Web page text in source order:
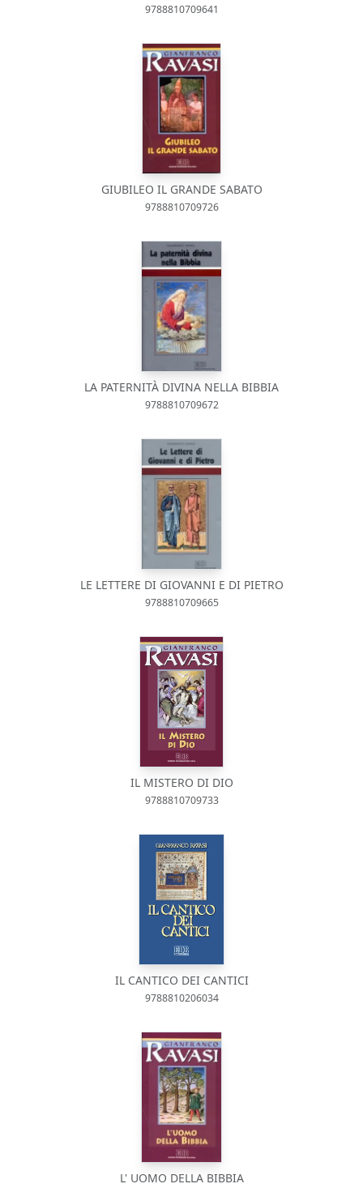
9788810709641
GIUBILEO IL GRANDE SABATO
9788810709726
LA PATERNITÀ DIVINA NELLA BIBBIA
9788810709672
LE LETTERE DI GIOVANNI E DI PIETRO
9788810709665
IL MISTERO DI DIO
9788810709733
IL CANTICO DEI CANTICI
9788810206034
L' UOMO DELLA BIBBIA